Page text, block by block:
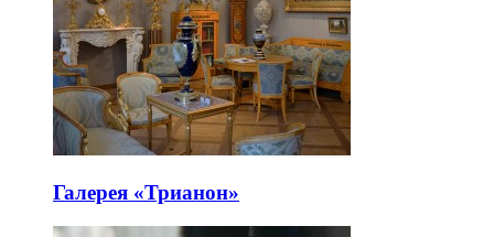
Галерея «Трианон»